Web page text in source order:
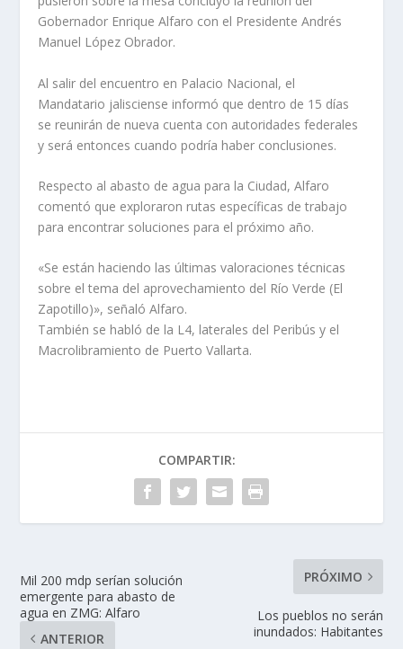
Gobernador Enrique Alfaro con el Presidente Andrés
Manuel López Obrador.
Al salir del encuentro en Palacio Nacional, el
Mandatario jalisciense informó que dentro de 15 días
se reunirán de nueva cuenta con autoridades federales
y será entonces cuando podría haber conclusiones.
Respecto al abasto de agua para la Ciudad, Alfaro
comentó que exploraron rutas específicas de trabajo
para encontrar soluciones para el próximo año.
«Se están haciendo las últimas valoraciones técnicas
sobre el tema del aprovechamiento del Río Verde (El
Zapotillo)», señaló Alfaro.
También se habló de la L4, laterales del Peribús y el
Macrolibramiento de Puerto Vallarta.
COMPARTIR:
Mil 200 mdp serían solución
emergente para abasto de
agua en ZMG: Alfaro
ANTERIOR
PRÓXIMO
Los pueblos no serán
inundados: Habitantes